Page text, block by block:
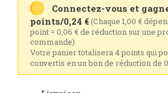
Connectez-vous et
points/0,24 €(Chaque 1,00 €
point = 0,06 € de réduction sur une
commande)
Votre panier totalisera 4 points qui
convertis en un bon de réduction de